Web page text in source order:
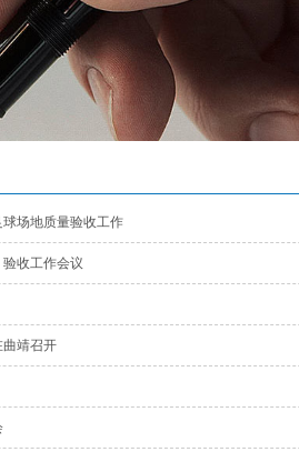
场地质量验收工作
收工作会议
曲靖召开